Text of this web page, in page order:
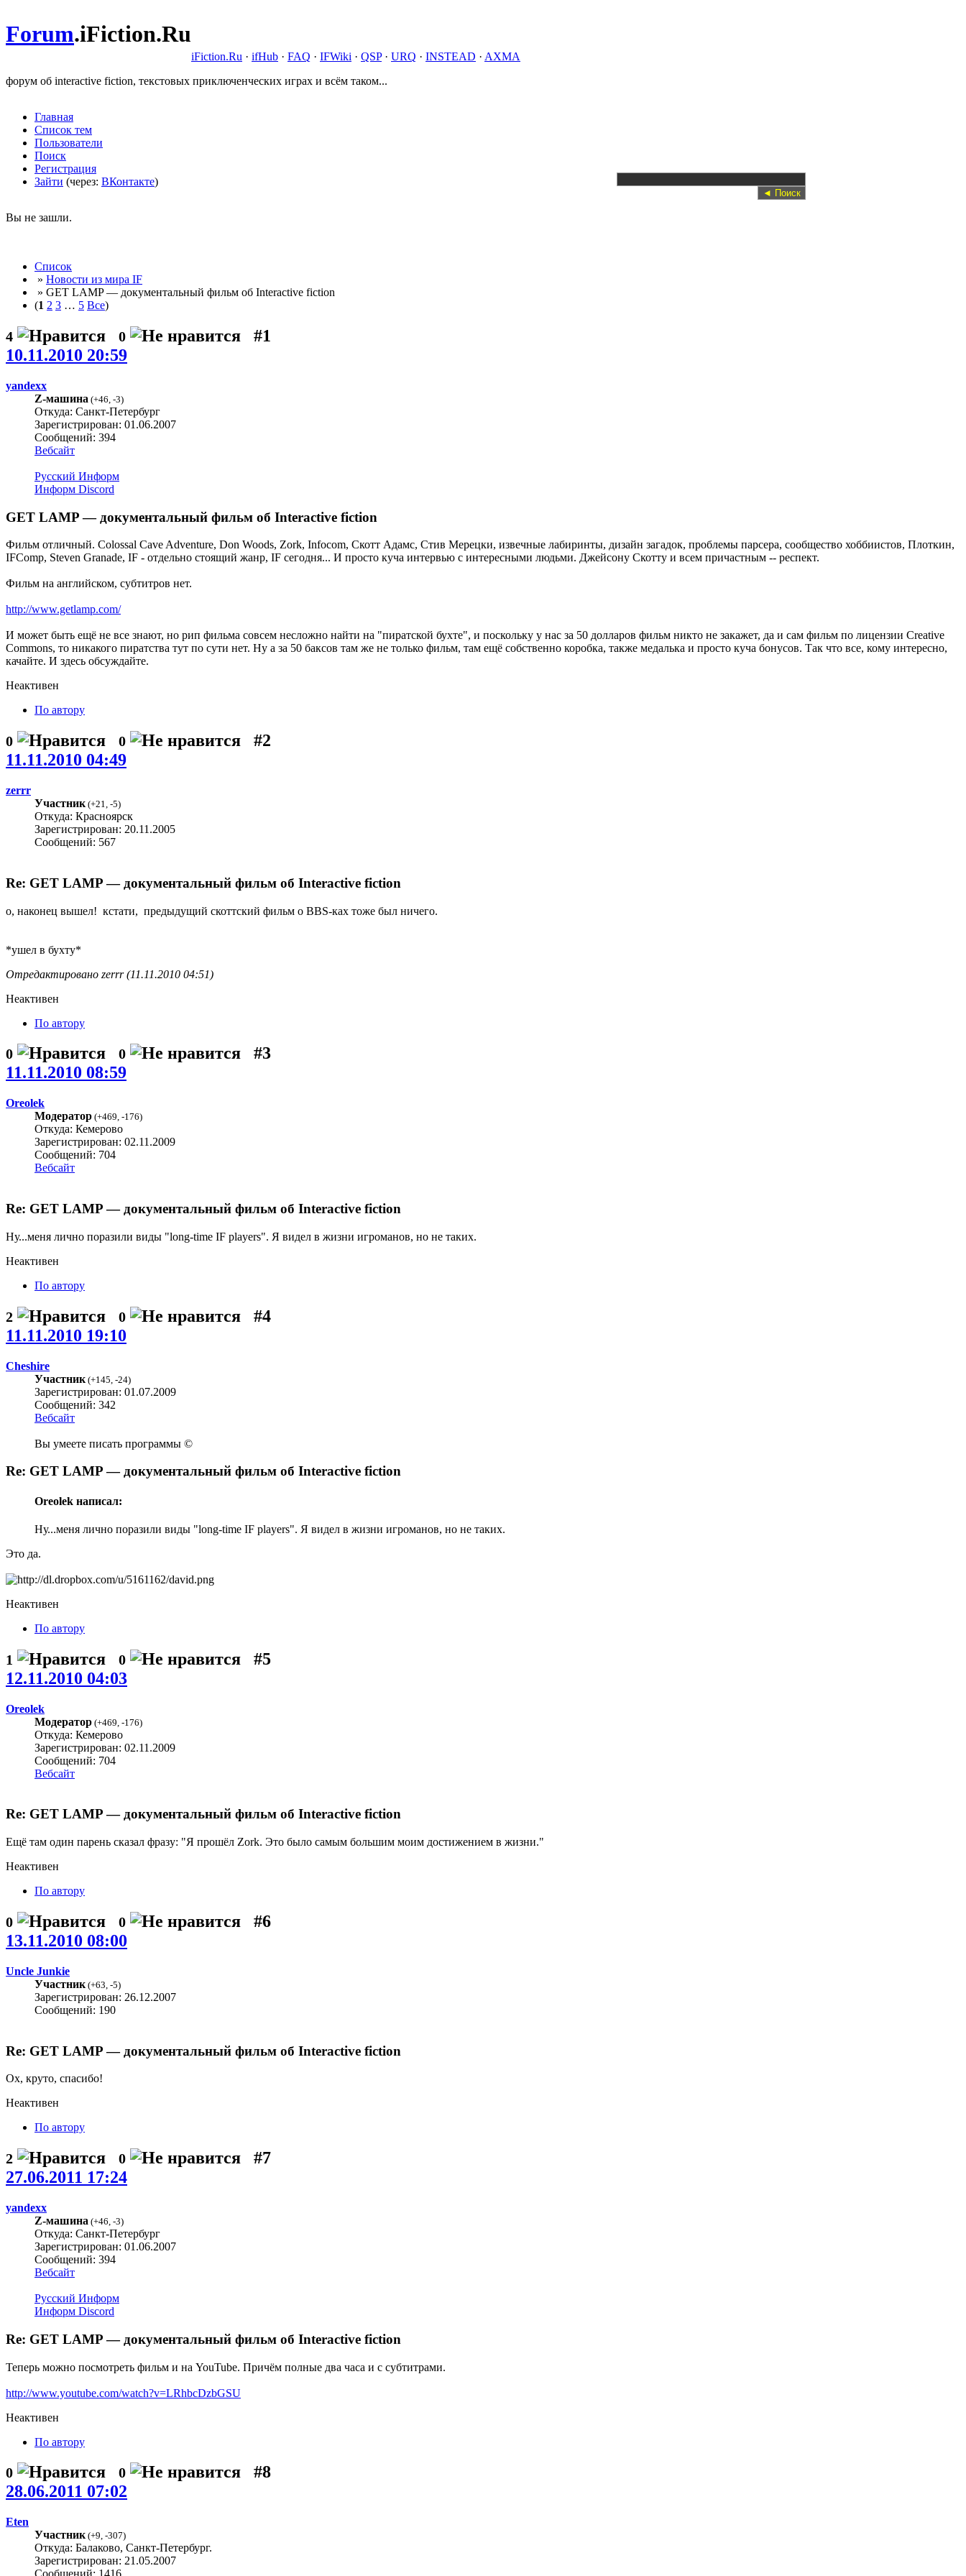
Forum.iFiction.Ru
iFiction.Ru · ifHub · FAQ · IFWiki · QSP· URQ · INSTEAD · AXMA
форум об interactive fiction, текстовых приключенческих играх и всём таком...
Главная
Список тем
Пользователи
Поиск
Регистрация
Зайти (через: ВКонтакте)
Вы не зашли.
Список
» Новости из мира IF
» GET LAMP — документальный фильм об Interactive fiction
(1 2 3 … 5 Все)
4 0
#1
10.11.2010 20:59
yandexx
Z-машина (+46 -3)
Откуда: Санкт-Петербург
Зарегистрирован: 01.06.2007
Сообщений: 394
Вебсайт
Русский Информ
Информ Discord
GET LAMP — документальный фильм об Interactive fiction
Фильм отличный. Colossal Cave Adventure, Don Woods, Zork, Infocom, Скотт Адамс, Стив Мерецки, извечные лабиринты, дизайн загадок, проблемы парсера, сообщество хоббиистов, Плоткин,
IFComp, Steven Granade, IF - отдельно стоящий жанр, IF сегодня... И просто куча интервью с интересными людьми. Джейсону Скотту и всем причастным -- респект.
Фильм на английском, субтитров нет.
http://www.getlamp.com/
И может быть ещё не все знают, но рип фильма совсем несложно найти на "пиратской бухте", и поскольку у нас за 50 долларов фильм никто не закажет, да и сам фильм по лицензии Creative
Commons, то никакого пиратства тут по сути нет. Ну а за 50 баксов там же не только фильм, там ещё собственно коробка, также медалька и просто куча бонусов. Так что все, кому интересно,
качайте. И здесь обсуждайте.
Неактивен
По автору
0 0
#2
11.11.2010 04:49
zerrr
Участник(+21, -5)
Откуда: Красноярск
Зарегистрирован: 20.11.2005
Сообщений: 567
Re: GET LAMP — документальный фильм об Interactive fiction
о, наконец вышел! кстати, предыдущий скоттский фильм о BBS-ках тоже был ничего.
*ушел в бухту*
Отредактировано zerrr (11.11.2010 04:51)
Неактивен
По автору
0 0
#3
11.11.2010 08:59
Oreolek
Модератор (+469, -176)
Откуда: Кемерово
Зарегистрирован: 02.11.2009
Сообщений: 704
Вебсайт
Re: GET LAMP — документальный фильм об Interactive fiction
Ну...меня лично поразили виды "long-time IF players". Я видел в жизни игроманов, но не таких.
Неактивен
По автору
2 0
#4
11.11.2010 19:10
Cheshire
Участник (+145 -24)
Зарегистрирован: 01.07.2009
Сообщений: 342
Вебсайт
Вы умеете писать программы ©
Re: GET LAMP — документальный фильм об Interactive fiction
Oreolek написал:
Ну...меня лично поразили виды "long-time IF players". Я видел в жизни игроманов, но не таких.
Это да.
Неактивен
По автору
1 0
#5
12.11.2010 04:03
Oreolek
Модератор (+469 -176)
Откуда: Кемерово
Зарегистрирован: 02.11.2009
Сообщений: 704
Вебсайт
Re: GET LAMP — документальный фильм об Interactive fiction
Ещё там один парень сказал фразу: "Я прошёл Zork. Это было самым большим моим достижением в жизни."
Неактивен
По автору
0 0
#6
13.11.2010 08:00
Uncle Junkie
Участник (+63 -5)
Зарегистрирован: 26.12.2007
Сообщений: 190
Re: GET LAMP — документальный фильм об Interactive fiction
Ох, круто, спасибо!
Неактивен
По автору
2 0
#7
27.06.2011 17:24
yandexx
Z-машина (+46, -3)
Откуда: Санкт-Петербург
Зарегистрирован: 01.06.2007
Сообщений: 394
Вебсайт
Русский Информ
Информ Discord
Re: GET LAMP — документальный фильм об Interactive fiction
Теперь можно посмотреть фильм и на YouTube. Причём полные два часа и с субтитрами.
http://www.youtube.com/watch?v=LRhbcDzbGSU
Неактивен
По автору
0 0
#8
28.06.2011 07:02
Eten
Участник(+9, -307)
Откуда: Балаково, Санкт-Петербург.
Зарегистрирован: 21.05.2007